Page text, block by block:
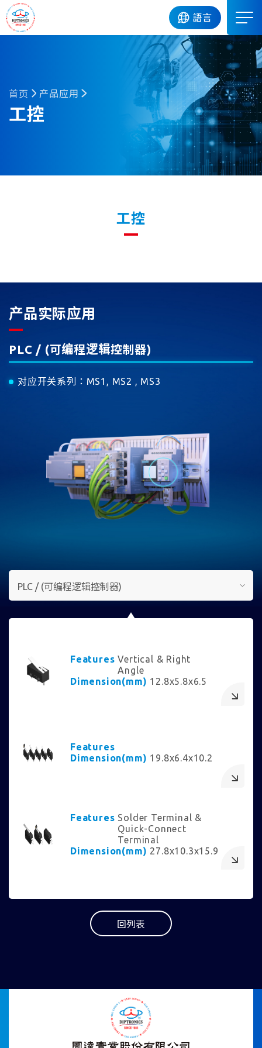
語言
首页 产品应用
工控
工控
产品实际应用
PLC / (可编程逻辑控制器)
对应开关系列 ： MS1, MS2 , MS3
Features Vertical & Right
Angle
Dimension(mm) 12.8x5.8x6.5
Features
Dimension(mm) 19.8x6.4x10.2
Features Solder Terminal &
Quick-Connect
Terminal
Dimension(mm) 27.8x10.3x15.9
回列表